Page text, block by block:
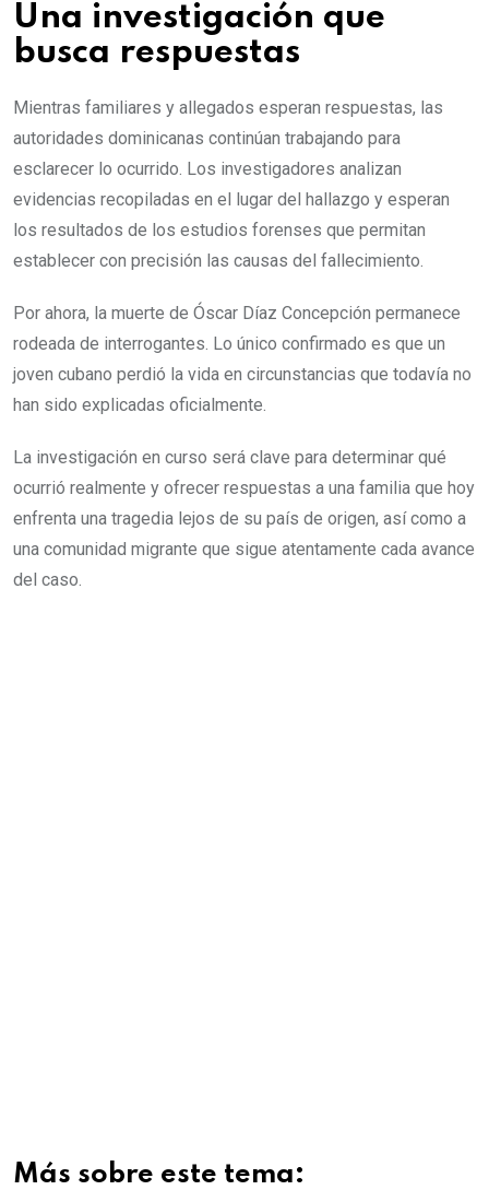
Una investigación que
busca respuestas
Mientras familiares y allegados esperan respuestas, las
autoridades dominicanas continúan trabajando para
esclarecer lo ocurrido. Los investigadores analizan
evidencias recopiladas en el lugar del hallazgo y esperan
los resultados de los estudios forenses que permitan
establecer con precisión las causas del fallecimiento.
Por ahora, la muerte de Óscar Díaz Concepción permanece
rodeada de interrogantes. Lo único confirmado es que un
joven cubano perdió la vida en circunstancias que todavía no
han sido explicadas oficialmente.
La investigación en curso será clave para determinar qué
ocurrió realmente y ofrecer respuestas a una familia que hoy
enfrenta una tragedia lejos de su país de origen, así como a
una comunidad migrante que sigue atentamente cada avance
del caso.
Más sobre este tema: